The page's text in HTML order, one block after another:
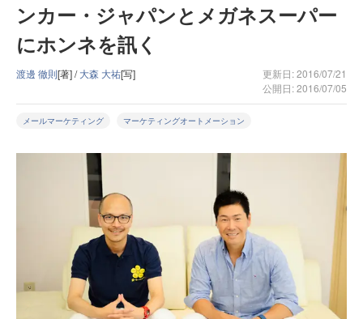
ンカー・ジャパンとメガネスーパー
にホンネを訊く
渡邊 徹則[著] /大森 大祐[写]
更新日: 2016/07/21
公開日: 2016/07/05
メールマーケティング マーケティングオートメーション